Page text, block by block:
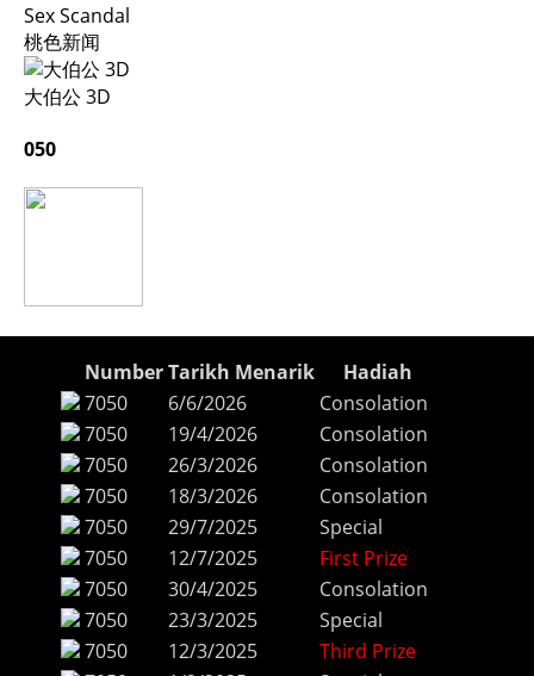
Sex Scandal
桃色新闻
大伯公 3D
050
NumberTarikh Menarik
Hadiah
7050
6/6/2026
Consolation
7050
19/4/2026
Consolation
7050
26/3/2026
Consolation
7050
18/3/2026
Consolation
7050
29/7/2025
Special
7050
12/7/2025
First Prize
7050
30/4/2025
Consolation
7050
23/3/2025
Special
7050
12/3/2025
Third Prize